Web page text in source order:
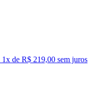
1x de R$ 219,00 sem juros